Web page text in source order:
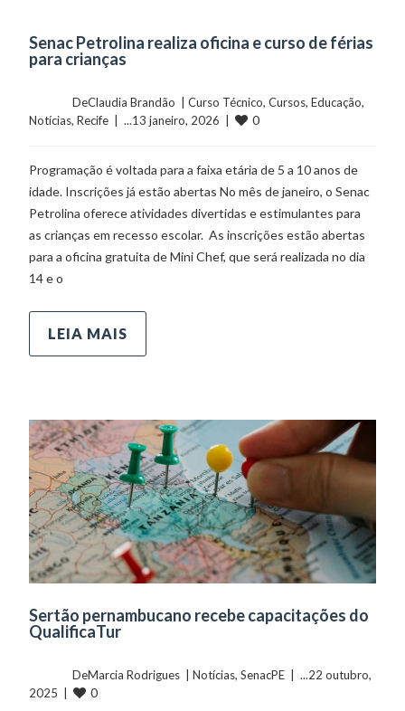
Senac Petrolina realiza oficina e curso de férias
para crianças
	    	DeClaudia Brandão  |
Curso Técnico, Cursos, Educação
Notícias, Recife
  |  ...13 janeiro, 2026  |
0
Programação é voltada para a faixa etária de 5 a 10 anos de
idade. Inscrições já estão abertas No mês de janeiro, o Senac
Petrolina oferece atividades divertidas e estimulantes para
as crianças em recesso escolar. As inscrições estão abertas
para a oficina gratuita de Mini Chef, que será realizada no dia
14 e o
LEIA MAIS
Sertão pernambucano recebe capacitações do
QualificaTur
	    	DeMarcia Rodrigues  |
Notícias, SenacPE
  |  ...22 outubro,
2025  |
0